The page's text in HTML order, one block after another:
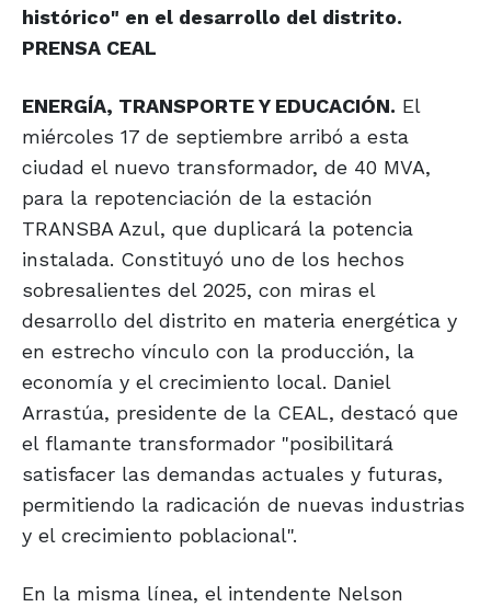
histórico" en el desarrollo del distrito.
PRENSA CEAL
ENERGÍA, TRANSPORTE Y EDUCACIÓN. El
miércoles 17 de septiembre arribó a esta
ciudad el nuevo transformador, de 40 MVA,
para la repotenciación de la estación
TRANSBA Azul, que duplicará la potencia
instalada. Constituyó uno de los hechos
sobresalientes del 2025, con miras el
desarrollo del distrito en materia energética y
en estrecho vínculo con la producción, la
economía y el crecimiento local. Daniel
Arrastúa, presidente de la CEAL, destacó que
el flamante transformador "posibilitará
satisfacer las demandas actuales y futuras,
permitiendo la radicación de nuevas industrias
y el crecimiento poblacional".
En la misma línea, el intendente Nelson